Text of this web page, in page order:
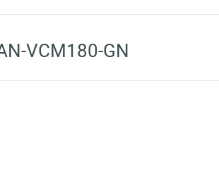
VCM180-GN